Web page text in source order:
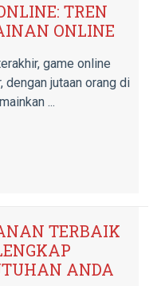
TREN
ONLINE
game online
jutaan orang di
...
TERBAIK
ANDA